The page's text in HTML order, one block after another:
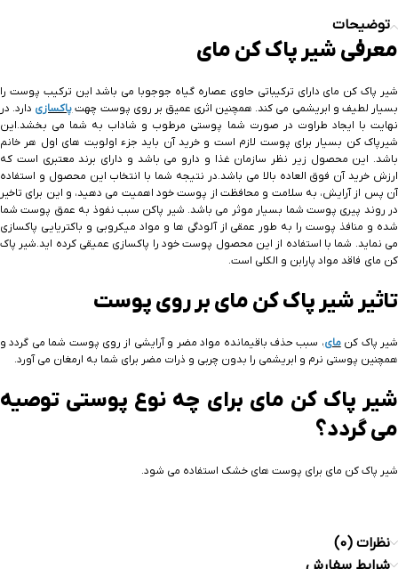
توضیحات
معرفی شیر پاک کن مای
شیر پاک کن مای دارای ترکیباتی حاوی عصاره گیاه جوجوبا می باشد این ترکیب پوست را
بسیار لطیف و ابریشمی می کند. همچنین اثری عمیق بر روی پوست چهتپاکسازی دارد. در
نهایت با ایجاد طراوت در صورت شما پوستی مرطوب و شاداب به شما می بخشد.این
شیرپاک کن بسیار برای پوست لازم است و خرید آن باید جزء اولویت های اول هر خانم
باشد. این محصول زیر نظر سازمان غذا و دارو می باشد و دارای برند معتبری است که
ارزش خرید آن فوق العاده بالا می باشد.در نتیجه شما با انتخاب این محصول و استفاده
آن پس از آرایش، به سلامت و محافظت از پوست خود اهمیت می دهید، و این برای تاخیر
در روند پیری پوست شما بسیار موثر می باشد. شیر پاکن سبب نفوذ به عمق پوست شما
شده و منافذ پوست را به طور عمقی از آلودگی ها و مواد میکروبی و باکتریایی پاکسازی
می نماید. شما با استفاده از این محصول پوست خود را پاکسازی عمیقی کرده اید.شیر پاک
کن مای فاقد مواد پارابن و الکلی است.
تاثیر شیر پاک کن مای بر روی پوست
شیر پاک کنمای، سبب حذف باقیمانده مواد مضر و آرایشی از روی پوست شما می گردد و
همچنین پوستی نرم و ابریشمی را بدون چربی و ذرات مضر برای شما به ارمغان می آورد.
شیر پاک کن مای برای چه نوع پوستی توصیه
می گردد؟
شیر پاک کن مای برای پوست های خشک استفاده می شود.
نظرات (0)
شرایط سفارش